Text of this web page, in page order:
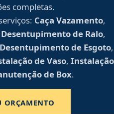
completas.
Caça Vazamento,
Desentupimento de Ralo,
Desentupimento de Esgoto,
de Vaso, Instalação
de Box.
ORÇAMENTO